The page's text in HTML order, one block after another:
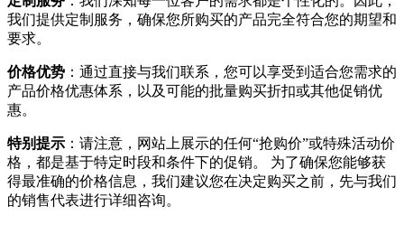
我们提供定制服务，确保您所购买的产品完全符合您的期望和
要求。
价格优势 ：通过直接与我们联系，您可以享受到适合您需求的
产品价格优惠体系，以及可能的批量购买折扣或其他促销优
惠。
特别提示 ：请注意，网站上展示的任何“抢购价”或特殊活动价
格，都是基于特定时段和条件下的促销。 为了确保您能够获
得最准确的价格信息，我们建议您在决定购买之前，先与我们
的销售代表进行详细咨询。